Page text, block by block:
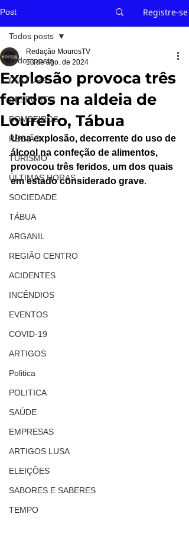
Post Registre-se
Todos posts
CULTURA
DESPORTO
BOMBEIROS
REGIÃO
TURISMO
ÚLTIMAS HORAS
SOCIEDADE
TÁBUA
ARGANIL
REGIÃO CENTRO
ACIDENTES
INCÊNDIOS
EVENTOS
COVID-19
ARTIGOS
Politica
POLITICA
SAÚDE
EMPRESAS
ARTIGOS LUSA
ELEIÇÕES
SABORES E SABERES
TEMPO
Todos posts
Explosão provoca três
feridos na aldeia de
Loureiro, Tábua
Redação MourosTV
13 de ago. de 2024
Uma explosão, decorrente do uso de
álcool na confeção de alimentos,
provocou três feridos, um dos quais
em estado considerado grave.